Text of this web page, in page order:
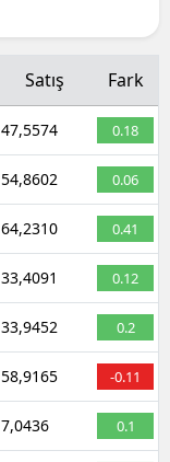
Satış Fark
47,5574 0.18
54,8602 0.06
64,2310 0.41
33,4091 0.12
33,9452 0.2
58,9165 -0.11
7,0436 0.1